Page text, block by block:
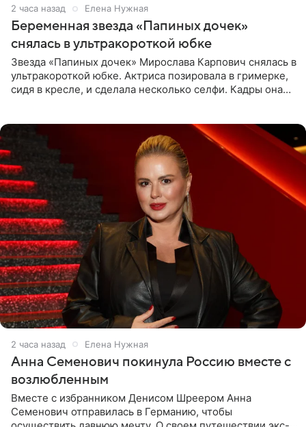
2 часа назад Елена Нужная
Беременная звезда «Папиных дочек»
снялась в ультракороткой юбке
Звезда «Папиных дочек» Мирослава Карпович снялась в
ультракороткой юбке. Актриса позировала в гримерке,
сидя в кресле, и сделала несколько селфи. Кадры она
2 часа назад Елена Нужная
Анна Семенович покинула Россию вместе с
возлюбленным
Вместе с избранником Денисом Шреером Анна
Семенович отправилась в Германию, чтобы